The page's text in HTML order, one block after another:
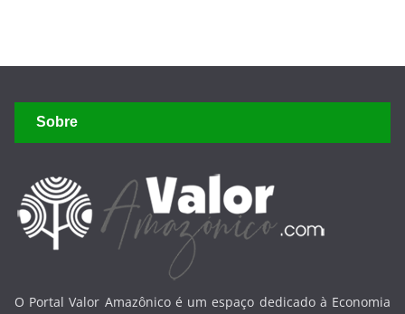
Sobre
O Portal Valor Amazônico é um espaço dedicado à Economia